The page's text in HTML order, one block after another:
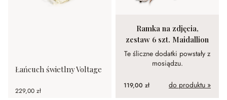
Łańcuch świetlny Voltage
229,00 zł
Ramka na zdjęcia,
zestaw 6 szt. Maidallion
Te śliczne dodatki powstały z
mosiądzu.
119,00 zł do produktu »